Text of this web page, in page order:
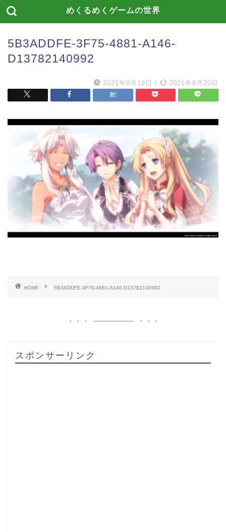
めくるめくゲームの世界
5B3ADDFE-3F75-4881-A146-
D13782140992
2021年9月19日 / 2021年9月20日
HOME 5B3ADDFE-3F75-4881-A146-D13782140992
スポンサーリンク